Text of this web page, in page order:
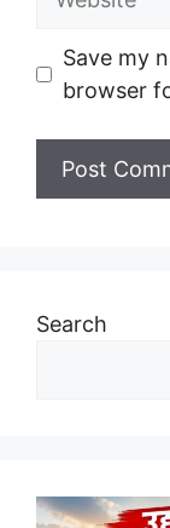
Save my
browser
Search